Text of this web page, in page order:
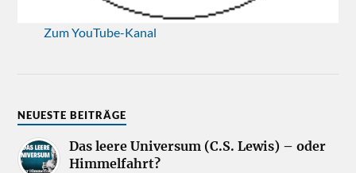
Zum YouTube-Kanal
NEUESTE BEITRÄGE
Das leere Universum (C.S. Lewis) – oder
Himmelfahrt?